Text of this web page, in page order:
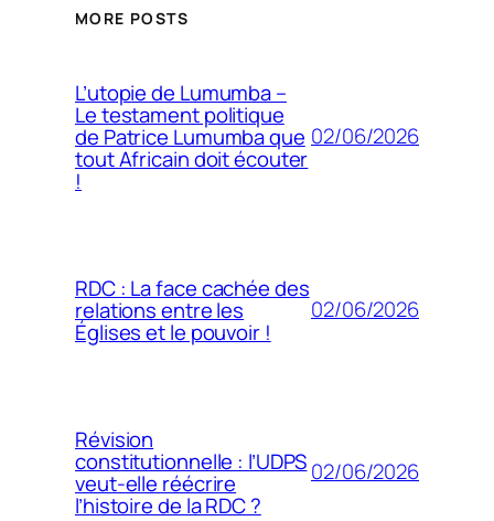
MORE POSTS
L’utopie de Lumumba –
Le testament politique
de Patrice Lumumba que
tout Africain doit écouter
!
02/06/2026
RDC : La face cachée des
relations entre les
Églises et le pouvoir !
02/06/2026
Révision
constitutionnelle : l’UDPS
veut-elle réécrire
l’histoire de la RDC ?
02/06/2026